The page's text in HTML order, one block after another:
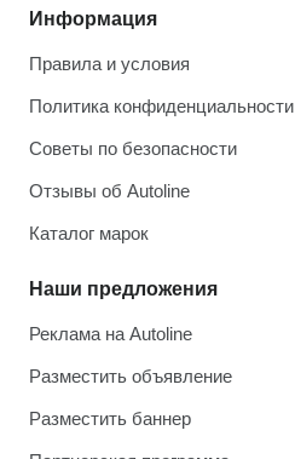
Информация
Правила и условия
Политика конфиденциальности
Советы по безопасности
Отзывы об Autoline
Каталог марок
Наши предложения
Реклама на Autoline
Разместить объявление
Разместить баннер